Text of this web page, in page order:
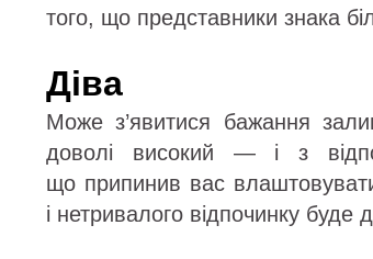
того, що представники знака
Діва
Може з’явитися бажання
доволі високий — і з
що припинив вас
і нетривалого відпочинку буде